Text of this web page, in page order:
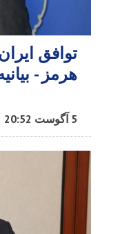
توافق
هرمز -
5 آگوست 20:52